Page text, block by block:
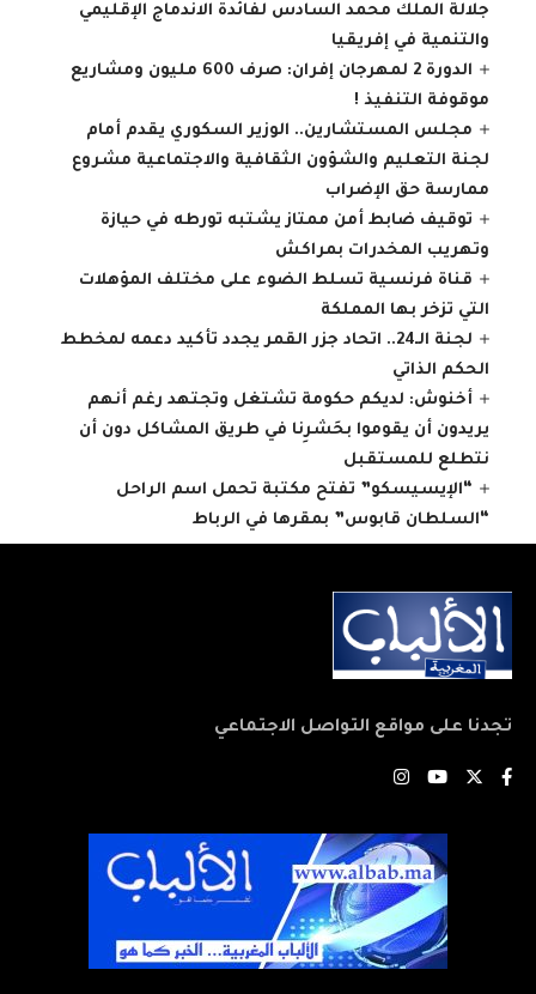
جلالة الملك محمد السادس لفائدة الاندماج الإقليمي
والتنمية في إفريقيا
الدورة 2 لمهرجان إفران: صرف 600 مليون ومشاريع
موقوفة التنفيذ !
مجلس المستشارين.. الوزير السكوري يقدم أمام
لجنة التعليم والشؤون الثقافية والاجتماعية مشروع
ممارسة حق الإضراب
توقيف ضابط أمن ممتاز يشتبه تورطه في حيازة
وتهريب المخدرات بمراكش
قناة فرنسية تسلط الضوء على مختلف المؤهلات
التي تزخر بها المملكة
لجنة الـ24.. اتحاد جزر القمر يجدد تأكيد دعمه لمخطط
الحكم الذاتي
أخنوش: لديكم حكومة تشتغل وتجتهد رغم أنهم
يريدون أن يقوموا بحَشرِنا في طريق المشاكل دون أن
نتطلع للمستقبل
“الإيسيسكو” تفتح مكتبة تحمل اسم الراحل
“السلطان قابوس” بمقرها في الرباط
تجدنا على مواقع التواصل الاجتماعي